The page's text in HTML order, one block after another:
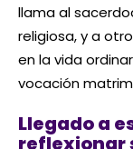
llama al
religiosa, y a
en la vida
vocación
Llegado a
reflexionar